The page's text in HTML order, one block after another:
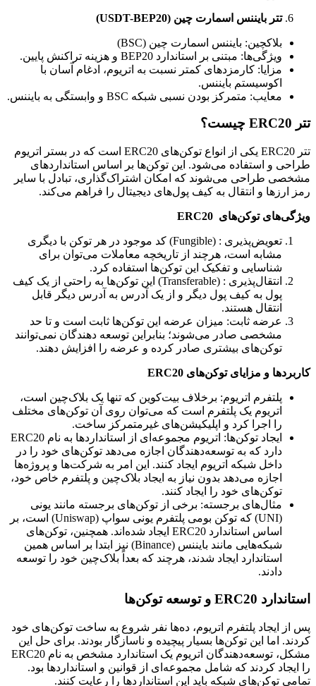
تتر بایننس اسمارت چین (USDT-BEP20)
بلاکچین: بایننس اسمارت چین (BSC)
ویژگی‌ها: مبتنی بر استاندارد BEP20 و هزینه تراکنش پایین.
مزایا: کارمزدهای کمتر نسبت به اتریوم، ادغام آسان با
اکوسیستم بایننس.
معایب: متمرکز بودن نسبی شبکه BSC و وابستگی به بایننس.
تتر ERC20 چیست؟
تتر ERC20 یکی از انواع توکن‌های ERC20 است که در بستر اتریوم
طراحی و استفاده می‌شود. این توکن‌ها بر اساس استانداردهای
مشخصی طراحی می‌شوند که امکان اشتراک‌گذاری، تبادل با سایر
رمز ارزها و انتقال به کیف پول‌های دیجیتال را فراهم می‌کند.
ویژگی‌های توکن‌های ERC20
تعویض‌پذیری : (Fungible) کد موجود در هر توکن با دیگری
مشابه است، هرچند از تاریخچه معاملات می‌توان برای
شناسایی و تفکیک این توکن‌ها استفاده کرد.
انتقال‌پذیری : (Transferable) این توکن‌ها به راحتی از یک کیف
پول به کیف پول دیگر و از یک آدرس به آدرس دیگر قابل
انتقال هستند.
عرضه ثابت: میزان عرضه این توکن‌ها ثابت است و تا حد
مشخصی صادر می‌شوند؛ بنابراین توسعه دهندگان نمی‌توانند
توکن‌های بیشتری صادر کرده و عرضه را افزایش دهند.
کاربردها و مزایای توکن‌های ERC20
پلتفرم اتریوم: برخلاف بیت‌کوین که تنها یک بلاک‌چین است،
اتریوم یک پلتفرم است که می‌توان روی آن توکن‌های مختلف
را اجرا کرد و اپلیکیشن‌های غیرمتمرکز ساخت.
ایجاد توکن‌ها: اتریوم مجموعه‌ای از استانداردها به نام ERC20
دارد که به توسعه‌دهندگان اجازه می‌دهد توکن‌های خود را در
داخل شبکه اتریوم ایجاد کنند. این امر به شرکت‌ها و پروژه‌ها
اجازه می‌دهد بدون نیاز به ایجاد بلاک‌چین و پلتفرم خاص خود،
توکن‌های خود را ایجاد کنند.
مثال‌های برجسته: برخی از توکن‌های برجسته مانند یونی
(UNI) که توکن بومی پلتفرم یونی سواپ (Uniswap) است، بر
اساس استاندارد ERC20 ایجاد شده‌اند. همچنین، توکن‌های
شبکه‌هایی مانند بایننس (Binance) نیز ابتدا بر اساس همین
استاندارد ایجاد شدند، هرچند که بعداً بلاک‌چین خود را توسعه
دادند.
استاندارد ERC20 و توسعه توکن‌ها
پس از ایجاد پلتفرم اتریوم، ده‌ها نفر شروع به ساخت توکن‌های خود
کردند. اما این توکن‌ها بسیار پیچیده و ناسازگار بودند. برای حل این
مشکل، توسعه‌دهندگان اتریوم یک استاندارد مشخص به نام ERC20
را ایجاد کردند که شامل مجموعه‌ای از قوانین و استانداردها بود.
تمامی توکن‌های شبکه باید این استانداردها را رعایت کنند.